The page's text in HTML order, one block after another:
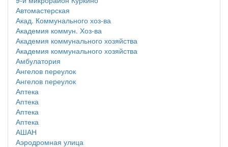
Автомастерская
Акад. Коммунального хоз-ва
Академия коммун. Хоз-ва
Академия коммунального хозяйства
Академия коммунального хозяйства
Амбулатория
Ангелов переулок
Ангелов переулок
Аптека
Аптека
Аптека
Аптека
АШАН
Аэродромная улица